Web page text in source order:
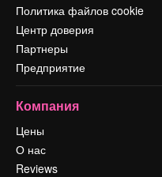
Политика файлов cookie
Центр доверия
Партнеры
Предприятие
Компания
Цены
О нас
Reviews